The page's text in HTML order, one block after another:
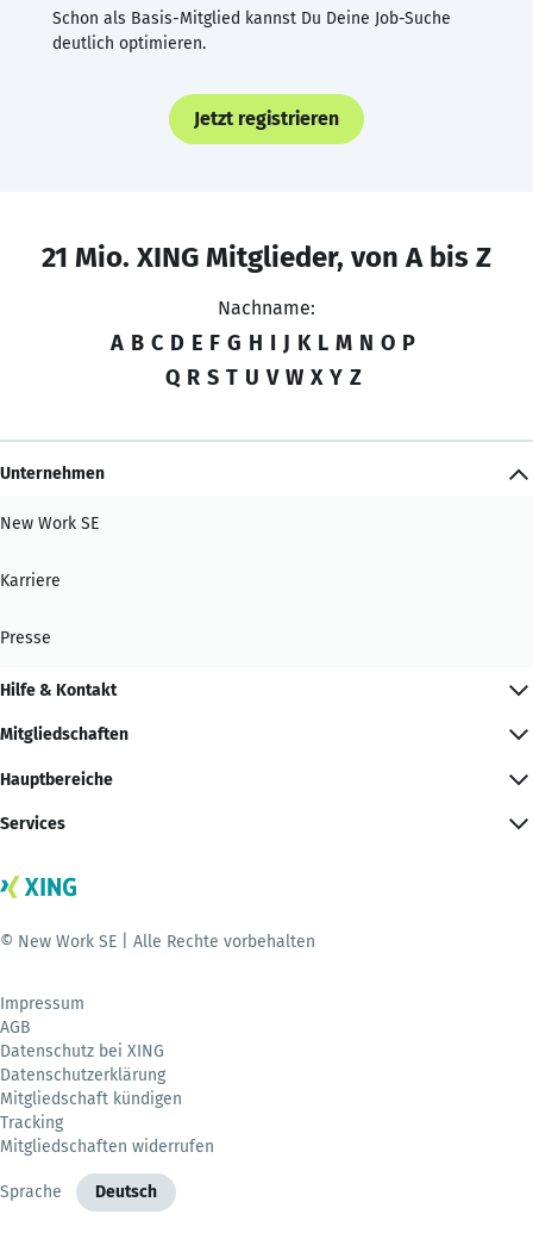
Schon als Basis-Mitglied kannst Du Deine Job-Suche
deutlich optimieren.
Jetzt registrieren
21 Mio. XING Mitglieder, von A bis Z
Nachname:
A B C D E F G H I J K L M N O P
Q R S T U V W X Y Z
Unternehmen
New Work SE
Karriere
Presse
Hilfe & Kontakt
Mitgliedschaften
Hauptbereiche
Services
© New Work SE | Alle Rechte vorbehalten
Impressum
AGB
Datenschutz bei XING
Datenschutzerklärung
Mitgliedschaft kündigen
Tracking
Mitgliedschaften widerrufen
Sprache Deutsch